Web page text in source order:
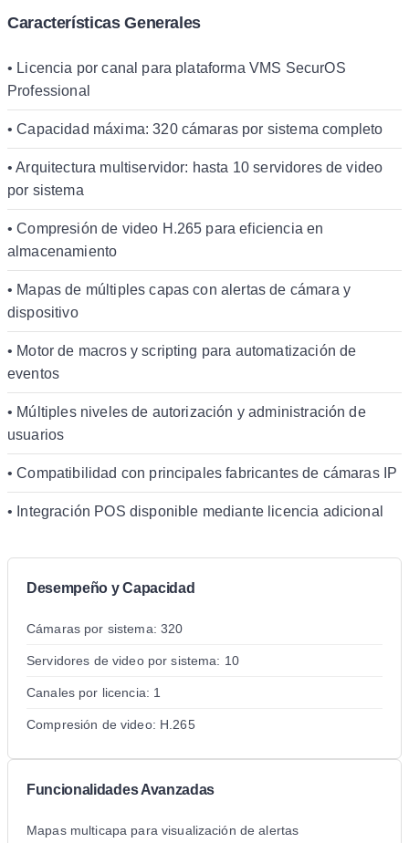
Características Generales
• Licencia por canal para plataforma VMS SecurOS
Professional
• Capacidad máxima: 320 cámaras por sistema completo
• Arquitectura multiservidor: hasta 10 servidores de video
por sistema
• Compresión de video H.265 para eficiencia en
almacenamiento
• Mapas de múltiples capas con alertas de cámara y
dispositivo
• Motor de macros y scripting para automatización de
eventos
• Múltiples niveles de autorización y administración de
usuarios
• Compatibilidad con principales fabricantes de cámaras IP
• Integración POS disponible mediante licencia adicional
Desempeño y Capacidad
Cámaras por sistema: 320
Servidores de video por sistema: 10
Canales por licencia: 1
Compresión de video: H.265
Funcionalidades Avanzadas
Mapas multicapa para visualización de alertas